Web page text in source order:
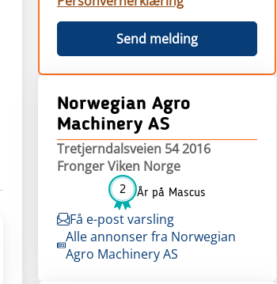
Send melding
Norwegian Agro
Machinery AS
Tretjerndalsveien 54 2016
Fronger Viken Norge
2 År på Mascus
Få e-post varsling
Alle annonser fra Norwegian
Agro Machinery AS